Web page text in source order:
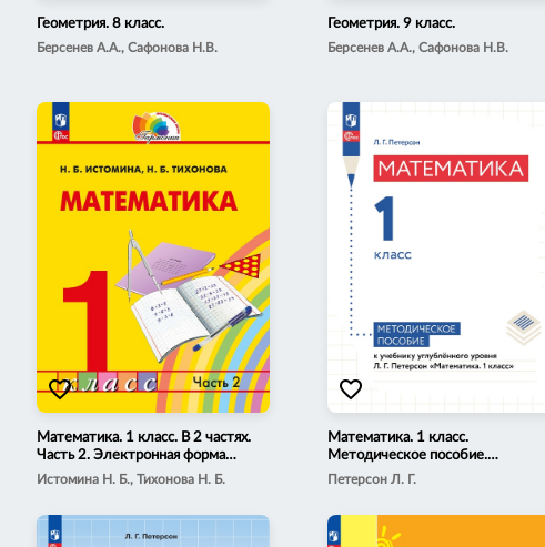
Геометрия. 8 класс.
Берсенев А.А., Сафонова Н.В.
Геометрия. 9 класс.
Берсенев А.А., Сафонова Н.В.
Математика. 1 класс. В 2 частях.
Часть 2. Электронная форма
учебного пособия
Истомина Н. Б., Тихонова Н. Б.
favorite_border
Математика. 1 класс.
Методическое пособие.
Углублённый уровень
Петерсон Л. Г.
favorite_border